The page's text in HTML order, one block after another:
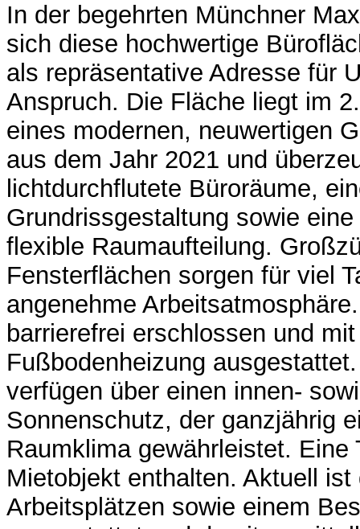
In der begehrten Münchner
sich diese hochwertige
als repräsentative Adresse für
Anspruch. Die Fläche liegt im
eines modernen, neuwertigen
aus dem Jahr 2021 und
lichtdurchflutete Büroräume,
Grundrissgestaltung sowie
flexible Raumaufteilung.
Fensterflächen sorgen für viel
angenehme
barrierefrei erschlossen und
Fußbodenheizung
verfügen über einen innen-
Sonnenschutz, der ganzjährig
Raumklima gewährleistet. Eine
Mietobjekt enthalten. Aktuell
Arbeitsplätzen sowie einem